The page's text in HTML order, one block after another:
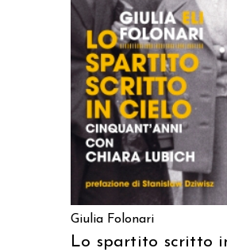
AGGIUNGI AL
Giulia Folonari
Lo spartito scritto